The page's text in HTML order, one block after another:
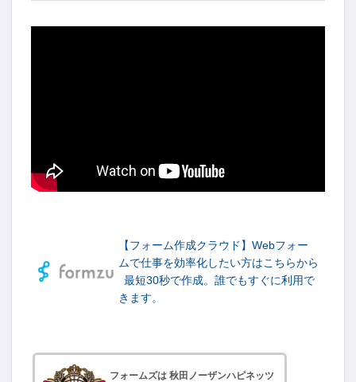
【フォーム作成クラウド】Webフォー
ムで仕事を効率化したい方はこちらから
最短30秒で作成。誰でもすぐに利用で
きます。
フォームズは 秋田ノーザンハピネッツ